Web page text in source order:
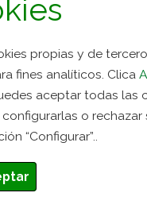
propias y de
fines analíticos. Clica
aceptar todas las
o rechazar
“Configurar”..